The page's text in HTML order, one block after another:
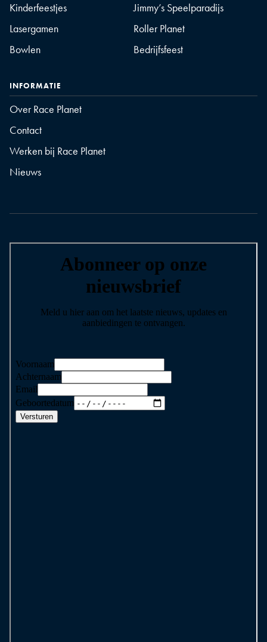
Kinderfeestjes
Jimmy’s Speelparadijs
Lasergamen
Roller Planet
Bowlen
Bedrijfsfeest
INFORMATIE
Over Race Planet
Contact
Werken bij Race Planet
Nieuws